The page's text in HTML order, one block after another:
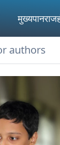
मुख्यपान